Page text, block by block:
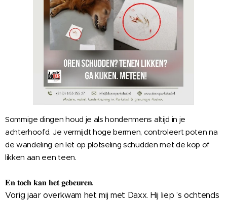
Sommige dingen houd je als hondenmens altijd in je
achterhoofd. Je vermijdt hoge bermen, controleert poten na
de wandeling en let op plotseling schudden met de kop of
likken aan een teen.
𝐄𝐧 𝐭𝐨𝐜𝐡 𝐤𝐚𝐧 𝐡𝐞𝐭 𝐠𝐞𝐛𝐞𝐮𝐫𝐞𝐧.
Vorig jaar overkwam het mij met Daxx. Hij liep ’s ochtends